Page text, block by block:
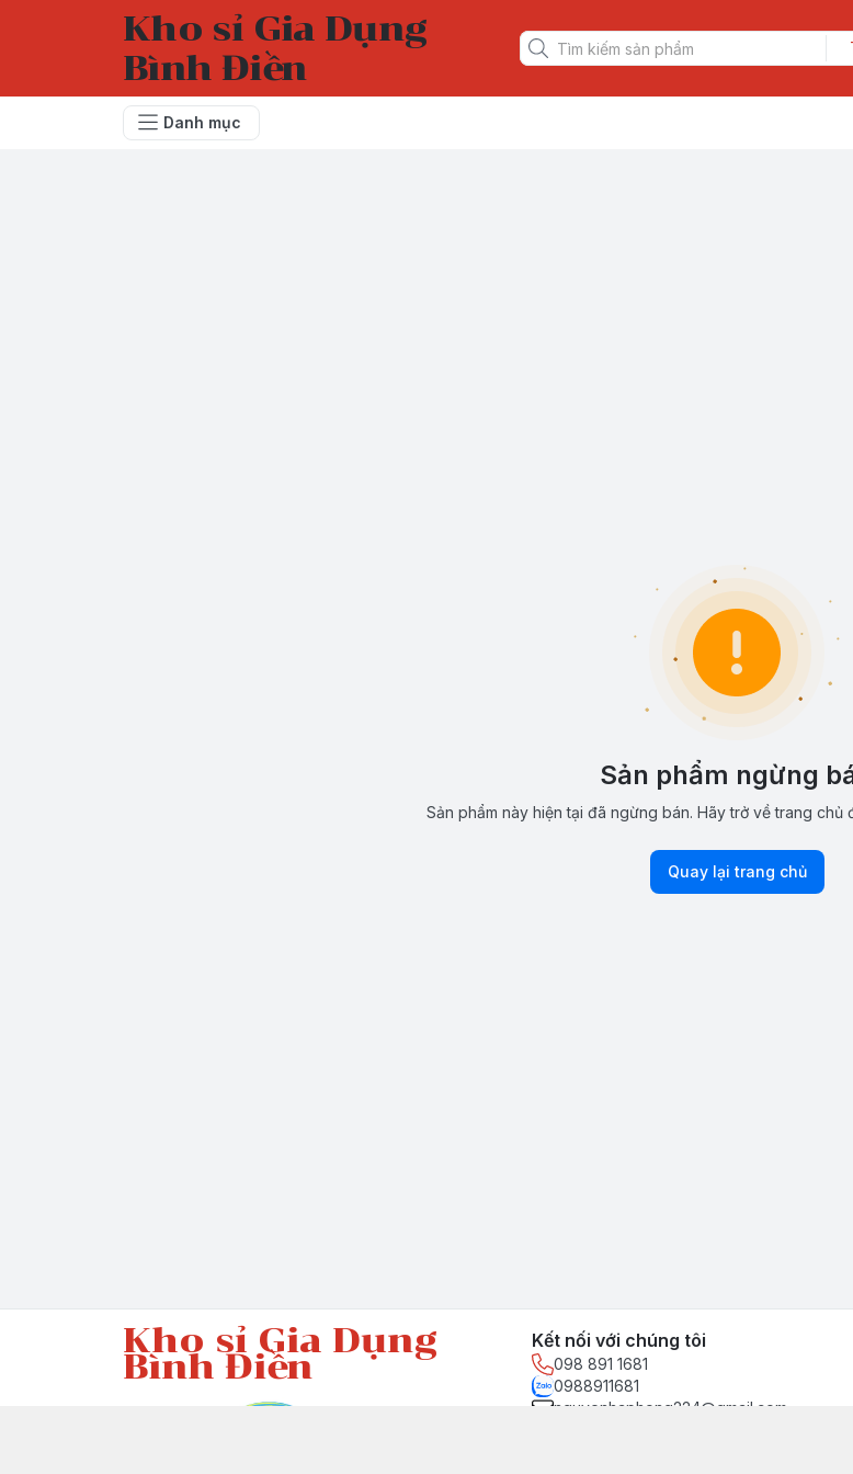
Kho sỉ Gia Dụng
Bình Điền
Danh mục
Sản phẩm ngừng
Sản phẩm này hiện tại đã ngừng bán. Hãy trở về trang chủ
Quay lại trang chủ
Kho sỉ Gia Dụng
Bình Điền
Kết nối với chúng tôi
098 891 1681
0988911681
nguyenhaphong224@gmail.com